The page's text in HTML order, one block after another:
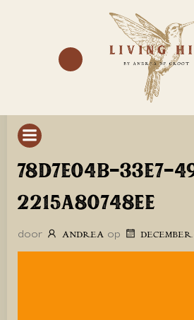
NAAR
DE
78D7E04B-33E7-
2215A80748EE
door ANDREA op DECEMBER